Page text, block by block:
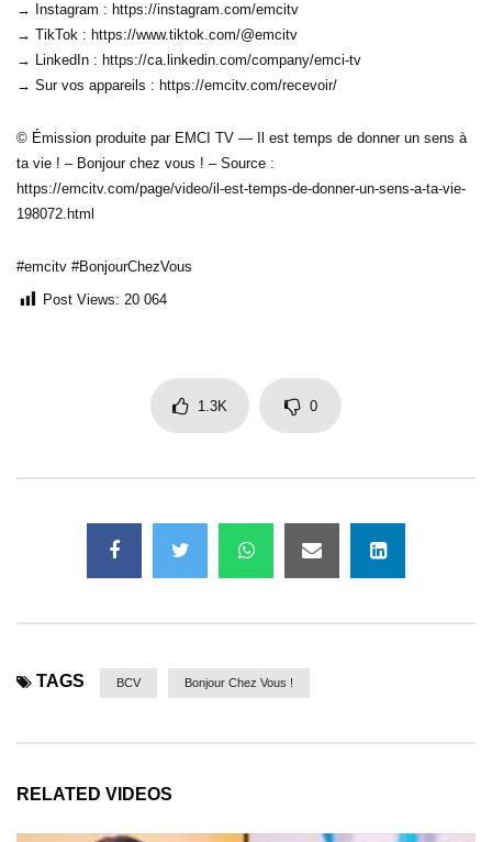
→ Instagram : https://instagram.com/emcitv
→ TikTok : https://www.tiktok.com/@emcitv
→ LinkedIn : https://ca.linkedin.com/company/emci-tv
→ Sur vos appareils : https://emcitv.com/recevoir/
© Émission produite par EMCI TV — Il est temps de donner un sens à
ta vie ! – Bonjour chez vous ! – Source :
https://emcitv.com/page/video/il-est-temps-de-donner-un-sens-a-ta-vie-
198072.html
#emcitv #BonjourChezVous
Post Views: 20 064
1.3K 0
TAGS BCV Bonjour Chez Vous !
RELATED VIDEOS